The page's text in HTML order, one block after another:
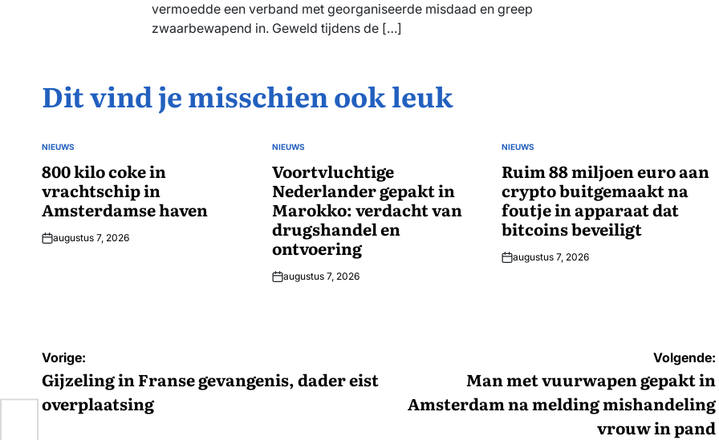
vermoedde een verband met georganiseerde misdaad en greep
zwaarbewapend in. Geweld tijdens de […]
Dit vind je misschien ook leuk
GEPLAATST
NIEUWS
800 kilo coke in
vrachtschip in
Amsterdamse haven
augustus 7, 2026
GEPLAATST
NIEUWS
Voortvluchtige
Nederlander gepakt in
Marokko: verdacht van
drugshandel en
ontvoering
augustus 7, 2026
GEPLAATST
NIEUWS
Ruim 88 miljoen euro aan
crypto buitgemaakt na
foutje in apparaat dat
bitcoins beveiligt
augustus 7, 2026
Bericht
navigatie
Vorige:
Gijzeling in Franse gevangenis, dader eist
overplaatsing
Volgende:
Man met vuurwapen gepakt in
Amsterdam na melding mishandeling
vrouw in pand